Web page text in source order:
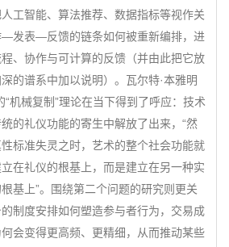
工智能、算法推荐、数据指标等视作关
—发表—反馈的链条如何被重新编排，进
、协作与可计算的反馈（并由此把它放
的谱系中加以说明）。瓦尔特·本雅明
“机械复制”理论在当下得到了呼应：技术
的礼仪功能的寄生中解放了出来，“然
标准失灵之时，艺术的整个社会功能就
在礼仪的根基上，而是建立在另一种实
基上”。围绕第二个问题的研究则更关
制度安排如何塑造参与者行为，交易成
会变得更高频、更精细，从而推动某些